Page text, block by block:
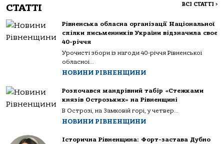
СТАТТІ ВСІ СТАТТІ >
Рівненська обласна організації Національної
спілки письменників України відзначила своє
40-річчя
Урочисті збори із нагоди 40-річчя Рівненської
обласної...
НОВИНИ РІВНЕНЩИНИ
Розпочався мандрівний табір «Стежками
князів Острозьких» на Рівненщині
В Острозі, на Замковій горі, у четвер...
НОВИНИ РІВНЕНЩИНИ
Історична Рівненщина: Форт-застава Дубно